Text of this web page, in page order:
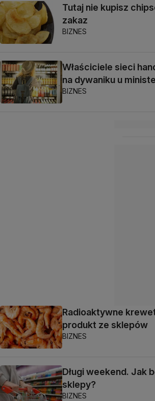
Tutaj nie kupisz
zakaz
BIZNES
Właściciele sieci
na dywaniku u
BIZNES
Radioaktywne
produkt ze sklepów
BIZNES
Długi weekend. Jak
sklepy?
BIZNES